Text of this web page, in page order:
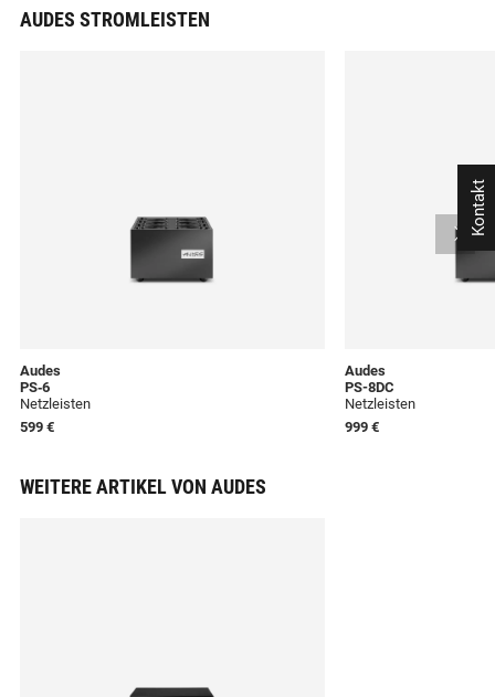
AUDES STROMLEISTEN
Audes
PS‐6
Netzleisten
599 €
Audes
PS-8DC
Netzleisten
999 €
WEITERE ARTIKEL VON AUDES
Kontakt